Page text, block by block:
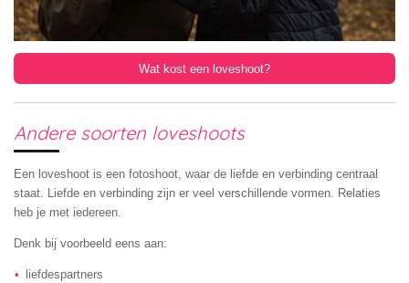
Wat kost een loveshoot?
Andere soorten loveshoots
Een loveshoot is een fotoshoot, waar de liefde en verbinding centraal
staat. Liefde en verbinding zijn er veel verschillende vormen. Relaties
heb je met iedereen.
Denk bij voorbeeld eens aan:
liefdespartners